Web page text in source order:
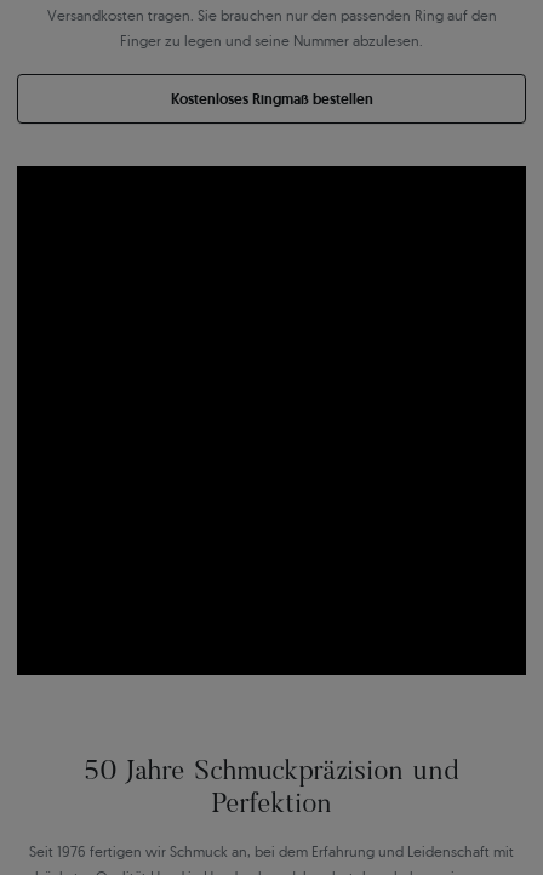
Versandkosten tragen. Sie brauchen nur den passenden Ring auf den
Finger zu legen und seine Nummer abzulesen.
Kostenloses Ringmaß bestellen
50 Jahre Schmuckpräzision und
Perfektion
Seit 1976 fertigen wir Schmuck an, bei dem Erfahrung und Leidenschaft mit